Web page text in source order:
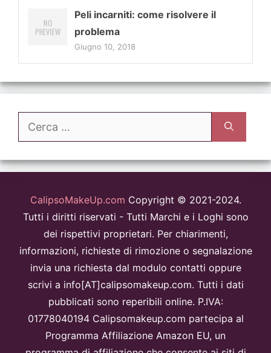
Peli incarniti: come risolvere il
problema
Giugno 10, 2018
Ricerca
CalipsoMakeUp.com Copyright © 2021-2024.
Tutti i diritti riservati - Tutti Marchi e i Loghi sono
dei rispettivi proprietari. Per chiarimenti,
informazioni, richieste di rimozione o segnalazione
invia una richiesta dal modulo contatti oppure
scrivi a info[AT]calipsomakeup.com. Tutti i dati
pubblicati sono reperibili online. P.IVA:
01778040194 Calipsomakeup.com partecipa al
Programma Affiliazione Amazon EU, un